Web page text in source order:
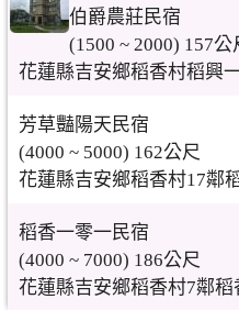
伯爵農莊民宿
(1500 ~ 2000) 157公
花蓮縣吉安鄉稻香村稻興
芳草豔陽天民宿
(4000 ~ 5000) 162公尺
花蓮縣吉安鄉稻香村17鄰
稻香一零一民宿
(4000 ~ 7000) 186公尺
花蓮縣吉安鄉稻香村7鄰稻